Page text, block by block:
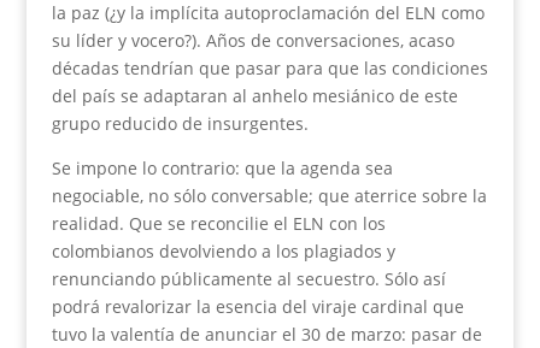
la paz (¿y la implícita autoproclamación del ELN como
su líder y vocero?). Años de conversaciones, acaso
décadas tendrían que pasar para que las condiciones
del país se adaptaran al anhelo mesiánico de este
grupo reducido de insurgentes.
Se impone lo contrario: que la agenda sea
negociable, no sólo conversable; que aterrice sobre la
realidad. Que se reconcilie el ELN con los
colombianos devolviendo a los plagiados y
renunciando públicamente al secuestro. Sólo así
podrá revalorizar la esencia del viraje cardinal que
tuvo la valentía de anunciar el 30 de marzo: pasar de